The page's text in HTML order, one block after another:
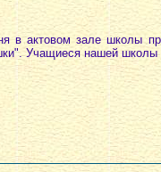
в актовом зале школы
Учащиеся нашей школы